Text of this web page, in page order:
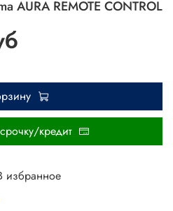
AURA REMOTE CONTROL
избранное
кредит